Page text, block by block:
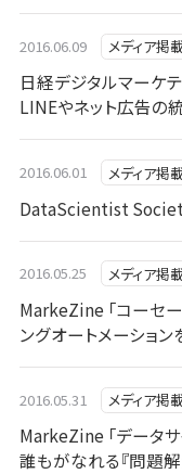
2016.06.09 メディア掲
日経デジタルマーケ
LINEやネット広告の
2016.06.01 メディア掲
DataScientist
2016.05.25 メディア掲
MarkeZine 「コーセー
ングオートメーショ
2016.05.31 メディア掲
MarkeZine 「データ
誰もがなれる『問題解